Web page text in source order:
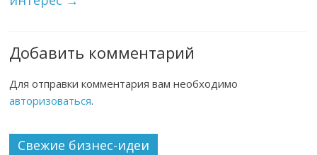
Добавить комментарий
Для отправки комментария вам необходимо
авторизоваться.
Свежие бизнес-идеи